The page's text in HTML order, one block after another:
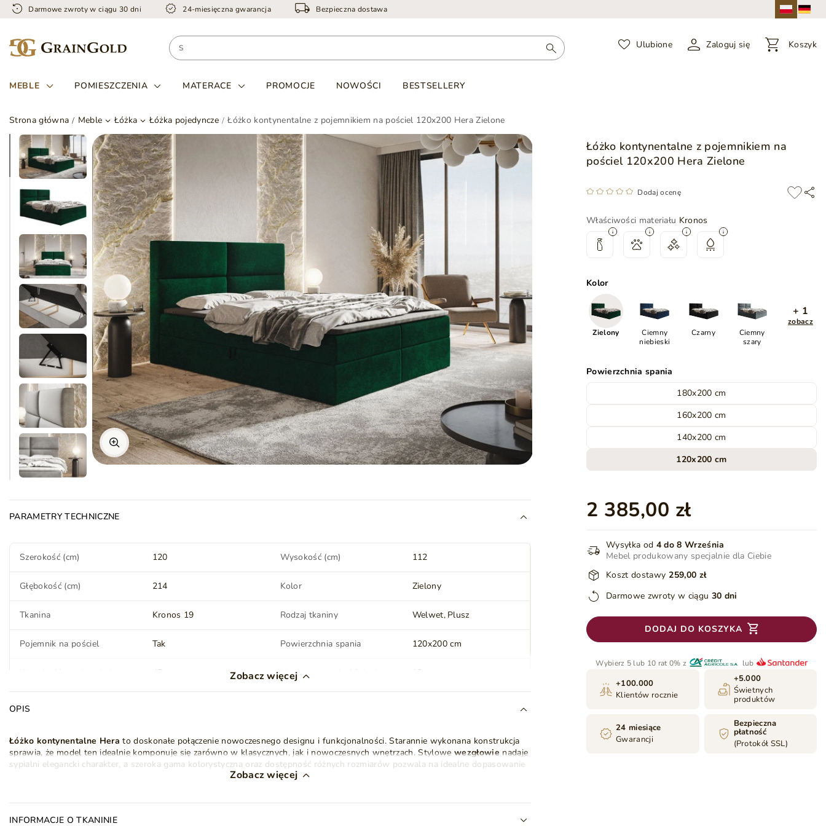
Darmowe zwroty w ciągu 30 dni 24-miesięczna gwarancja Bezpieczna dostawa
Ulubione Zaloguj się Koszyk
MEBLE POMIESZCZENIA MATERACE PROMOCJE NOWOŚCI BESTSELLERY
Strona główna Meble Łóżka Łóżka pojedyncze Łóżko kontynentalne z pojemnikiem na pościel 120x200 Hera Zielone
Łóżko kontynentalne z pojemnikiem na
pościel 120x200 Hera Zielone
Dodaj ocenę
Właściwości materiału Kronos
Kolor
Zielony
Ciemny
niebieski
Czarny
Ciemny
szary
+ 1
zobacz
Powierzchnia spania
180x200 cm
160x200 cm
140x200 cm
120x200 cm
2 385,00 zł
Wysyłka od 4 do 8 Września
Mebel produkowany specjalnie dla Ciebie
Koszt dostawy 259,00 zł
Darmowe zwroty w ciągu 30 dni
DODAJ DO KOSZYKA
Wybierz 5 lub 10 rat 0% z lub
+100.000
Klientów rocznie
+5.000
Świetnych
produktów
24 miesiące
Gwarancji
Bezpieczna
płatność
(Protokół SSL)
PARAMETRY TECHNICZNE
Szerokość (cm) 120 Wysokość (cm) 112
Głębokość (cm) 214 Kolor Zielony
Tkanina Kronos 19 Rodzaj tkaniny Welwet Plusz
Pojemnik na pościel Tak Powierzchnia spania 120x200 cm
45 Materac (wysokość) (cm) 19
Rodzaj materaca
Topper Tak Topper (wysokość) (cm) 5
Oświetlenie LED Nie Styl Nowoczesny Klasyczny
Zobacz więcej
OPIS
Łóżko kontynentalne Hera to doskonałe połączenie nowoczesnego designu i funkcjonalności. Starannie wykonana konstrukcja
sprawia, że model ten idealnie komponuje się zarówno w klasycznych, jak i nowoczesnych wnętrzach. Stylowe wezgłowie nadaje
sypialni elegancki charakter, a szeroka gama kolorystyczna oraz dostępność różnych rozmiarów pozwala na idealne dopasowanie
T30, co gwarantuje stabilność i komfort użytkowania.
Zobacz więcej
INFORMACJE O TKANINIE